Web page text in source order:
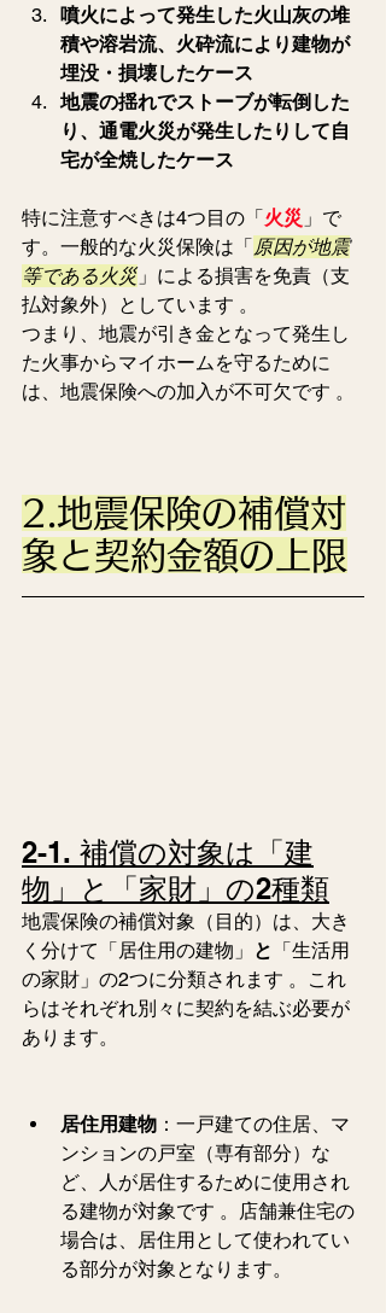
噴火によって発生した火山灰の堆
積や溶岩流、火砕流により建物が
埋没・損壊したケース
地震の揺れでストーブが転倒した
り、通電火災が発生したりして自
宅が全焼したケース
特に注意すべきは4つ目の「火災 」で
す。一般的な火災保険は「原因が地震
等である火災」による損害を免責（支
払対象外）としています 。
つまり、地震が引き金となって発生し
た火事からマイホームを守るために
は、地震保険への加入が不可欠です 。
2.地震保険の補償対
象と契約金額の上限
2-1. 補償の対象は「建
物」と「家財」の2種類
地震保険の補償対象（目的）は、大き
く分けて「居住用の建物」 と 「生活用
の家財」の2つに分類されます 。これ
らはそれぞれ別々に契約を結ぶ必要が
あります。
居住用建物 ：一戸建ての住居、マ
ンションの戸室（専有部分）な
ど、人が居住するために使用され
る建物が対象です 。店舗兼住宅の
場合は、居住用として使われてい
る部分が対象となります。